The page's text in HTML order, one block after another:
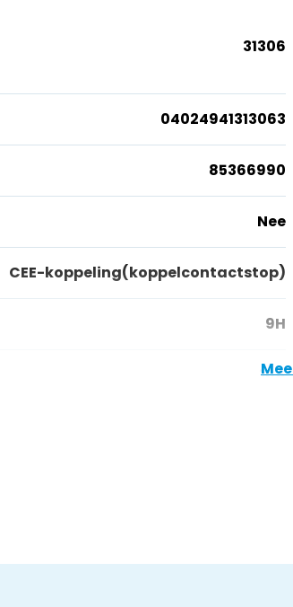
31306
04024941313063
85366990
Nee
CEE-koppeling(koppelcontactstop)
9H
16A